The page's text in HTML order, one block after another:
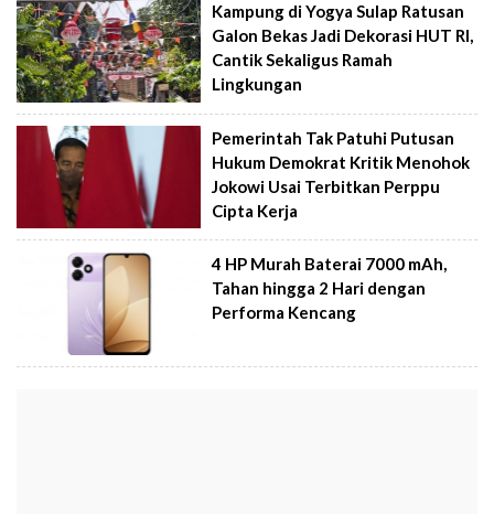
Kampung di Yogya Sulap Ratusan
Galon Bekas Jadi Dekorasi HUT RI,
Cantik Sekaligus Ramah
Lingkungan
Pemerintah Tak Patuhi Putusan
Hukum Demokrat Kritik Menohok
Jokowi Usai Terbitkan Perppu
Cipta Kerja
4 HP Murah Baterai 7000 mAh,
Tahan hingga 2 Hari dengan
Performa Kencang